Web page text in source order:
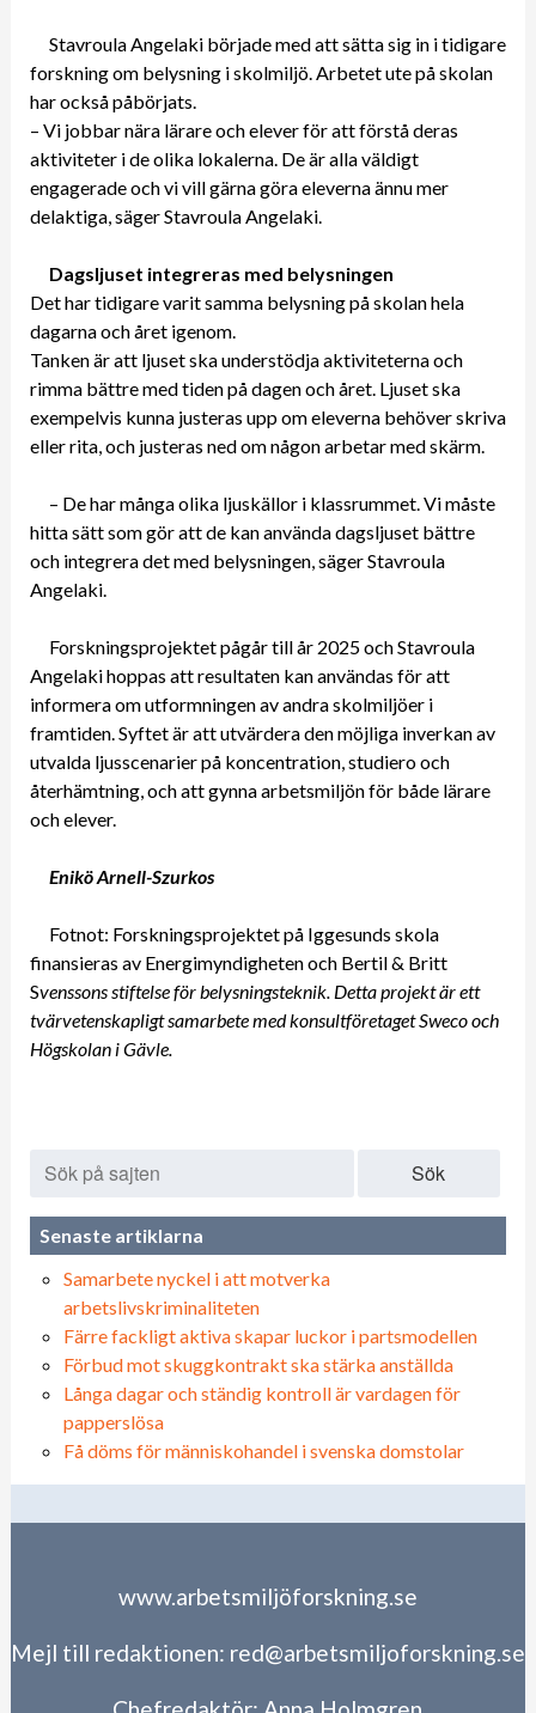
Stavroula Angelaki började med att sätta sig in i tidigare
forskning om belysning i skolmiljö. Arbetet ute på skolan
har också påbörjats.
– Vi jobbar nära lärare och elever för att förstå deras
aktiviteter i de olika lokalerna. De är alla väldigt
engagerade och vi vill gärna göra eleverna ännu mer
delaktiga, säger Stavroula Angelaki.
Dagsljuset integreras med belysningen
Det har tidigare varit samma belysning på skolan hela
dagarna och året igenom.
Tanken är att ljuset ska understödja aktiviteterna och
rimma bättre med tiden på dagen och året. Ljuset ska
exempelvis kunna justeras upp om eleverna behöver skriva
eller rita, och justeras ned om någon arbetar med skärm.
– De har många olika ljuskällor i klassrummet. Vi måste
hitta sätt som gör att de kan använda dagsljuset bättre
och integrera det med belysningen, säger Stavroula
Angelaki.
Forskningsprojektet pågår till år 2025 och Stavroula
Angelaki hoppas att resultaten kan användas för att
informera om utformningen av andra skolmiljöer i
framtiden. Syftet är att utvärdera den möjliga inverkan av
utvalda ljusscenarier på koncentration, studiero och
återhämtning, och att gynna arbetsmiljön för både lärare
och elever.
Enikö Arnell-Szurkos
Fotnot: Forskningsprojektet på Iggesunds skola
finansieras av Energimyndigheten och Bertil & Britt
Svenssons stiftelse för belysningsteknik. Detta projekt är ett
tvärvetenskapligt samarbete med konsultföretaget Sweco och
Högskolan i Gävle.
Sök
Senaste artiklarna
Samarbete nyckel i att motverka
arbetslivskriminaliteten
Färre fackligt aktiva skapar luckor i partsmodellen
Förbud mot skuggkontrakt ska stärka anställda
Långa dagar och ständig kontroll är vardagen för
papperslösa
Få döms för människohandel i svenska domstolar
www.arbetsmiljöforskning.se
Mejl till redaktionen: red@arbetsmiljoforskning.se